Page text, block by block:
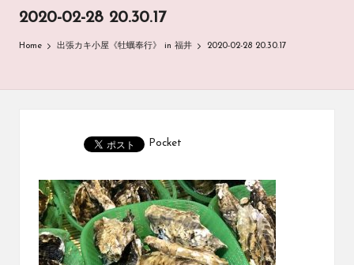
草
2020-02-28 20.30.17
Home 出張カキ小屋《牡蠣奉行》 in 福井 2020-02-28 20.30.17
Pocket